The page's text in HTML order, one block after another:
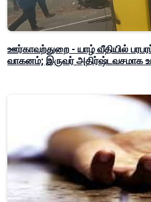
ஊர்காவற்துறை - யாழ் வீதியில்
வாகனம்; இருவர் அதிர்ஷ்டவசமாக